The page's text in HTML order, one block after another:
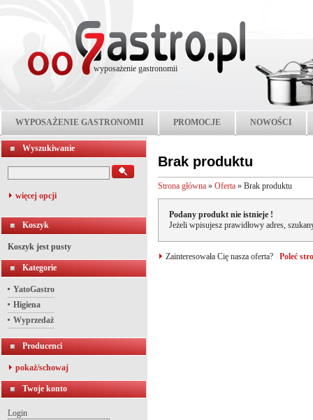
wyposażenie gastronomii
WYPOSAŻENIE GASTRONOMII PROMOCJE NOWOŚCI
Wyszukiwanie
więcej opcji
Koszyk
Koszyk jest pusty
Kategorie
YatoGastro
Higiena
Wyprzedaż
Producenci
pokaż/schowaj
Twoje konto
Login
Brak produktu
Strona główna » Oferta » Brak produktu
Podany produkt nie istnieje !
Jeżeli wpisujesz prawidłowy adres,
Zainteresowała Cię nasza oferta? Poleć